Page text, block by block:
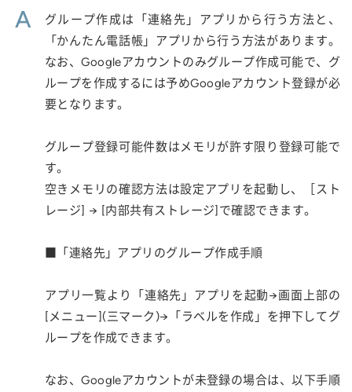
A
グループ作成は「連絡先」アプリから行う方法と、
「かんたん電話帳」アプリから行う方法があります。
なお、Googleアカウントのみグループ作成可能で、グ
ループを作成するには予めGoogleアカウント登録が必
要となります。
グループ登録可能件数はメモリが許す限り登録可能で
す。
空きメモリの確認方法は設定アプリを起動し、［スト
レージ] → [内部共有ストレージ]で確認できます。
■「連絡先」アプリのグループ作成手順
アプリ一覧より「連絡先」アプリを起動→画面上部の
[メニュー](三マーク)→「ラベルを作成」を押下してグ
ループを作成できます。
なお、Googleアカウントが未登録の場合は、以下手順